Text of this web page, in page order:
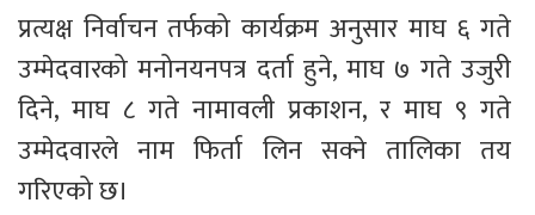
प्रत्यक्ष निर्वाचन तर्फको कार्यक्रम अनुसार माघ ६ गते
उम्मेदवारको मनोनयनपत्र दर्ता हुने, माघ ७ गते उजुरी
दिने, माघ ८ गते नामावली प्रकाशन, र माघ ९ गते
उम्मेदवारले नाम फिर्ता लिन सक्ने तालिका तय
गरिएको छ।